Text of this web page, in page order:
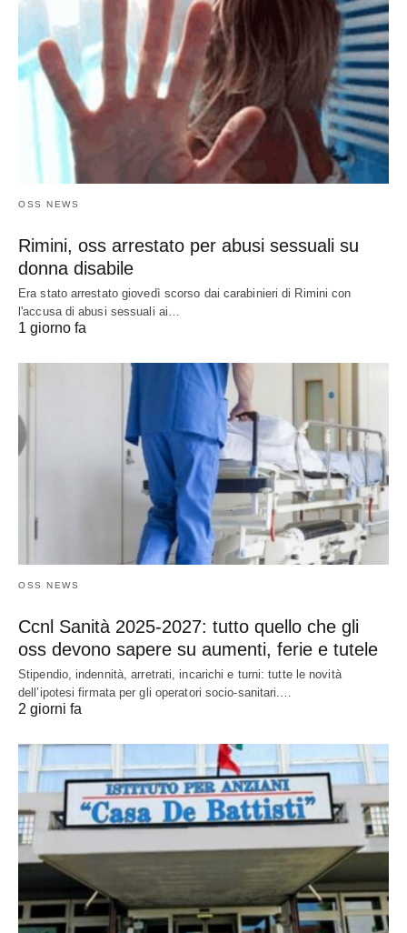
OSS NEWS
Rimini, oss arrestato per abusi sessuali su
donna disabile
Era stato arrestato giovedì scorso dai carabinieri di Rimini con
l'accusa di abusi sessuali ai…
1 giorno fa
OSS NEWS
Ccnl Sanità 2025-2027: tutto quello che gli
oss devono sapere su aumenti, ferie e tutele
Stipendio, indennità, arretrati, incarichi e turni: tutte le novità
dell’ipotesi firmata per gli operatori socio-sanitari.…
2 giorni fa